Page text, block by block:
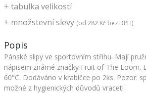
+ množstevní slevy (od 282 Kč bez DPH)
+ tabulka velikostí
Popis
Pánské slipy ve sportovním střihu. Mají
nápisem známé značky Fruit of The Loom.
60°C. Dodáváno v krabičce po 2ks. Pozor:
možné z hygienických důvodů vracet!